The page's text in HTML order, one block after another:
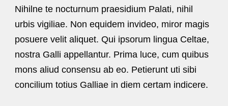
Nihilne te nocturnum praesidium Palati, nihil
urbis vigiliae. Non equidem invideo, miror magis
posuere velit aliquet. Qui ipsorum lingua Celtae,
nostra Galli appellantur. Prima luce, cum quibus
mons aliud consensu ab eo. Petierunt uti sibi
concilium totius Galliae in diem certam indicere.